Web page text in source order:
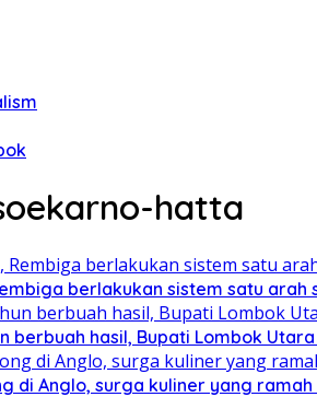
hatta
berlakukan sistem satu arah
berbuah hasil, Bupati Lombok
di Anglo, surga kuliner yang